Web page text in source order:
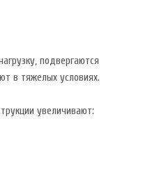
подвергаются
в тяжелых условиях.
увеличивают: